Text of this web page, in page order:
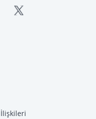
İlişkileri